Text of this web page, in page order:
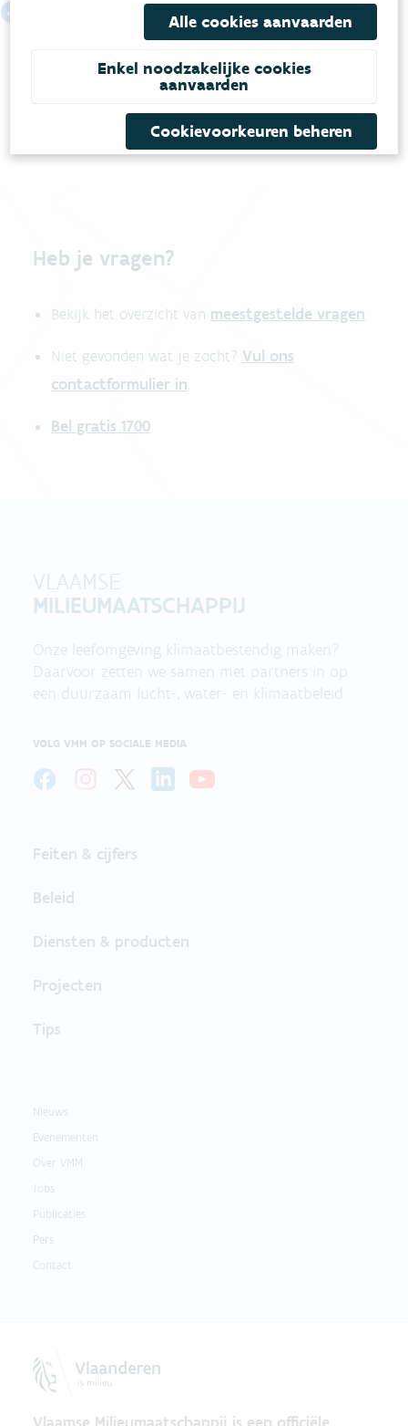
Heb je vragen?
Bekijk het overzicht van meestgestelde vragen.
Niet gevonden wat je zocht? Vul ons
contactformulier in.
Bel gratis 1700
VLAAMSE
MILIEUMAATSCHAPPIJ
Onze leefomgeving klimaatbestendig maken?
Daarvoor zetten we samen met partners in op
een duurzaam lucht-, water- en klimaatbeleid.
VOLG VMM OP SOCIALE MEDIA
Feiten & cijfers
Beleid
Diensten & producten
Projecten
Tips
Nieuws
Evenementen
Over VMM
Jobs
Publicaties
Pers
Contact
Alle cookies aanvaarden
Enkel noodzakelijke cookies
aanvaarden
Cookievoorkeuren beheren